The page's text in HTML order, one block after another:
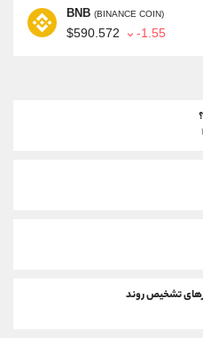
BNB (BINANCE COIN)
$590.572 -1.55